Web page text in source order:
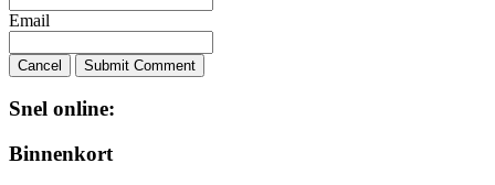
Email
Cancel Submit Comment
Snel online:
Binnenkort